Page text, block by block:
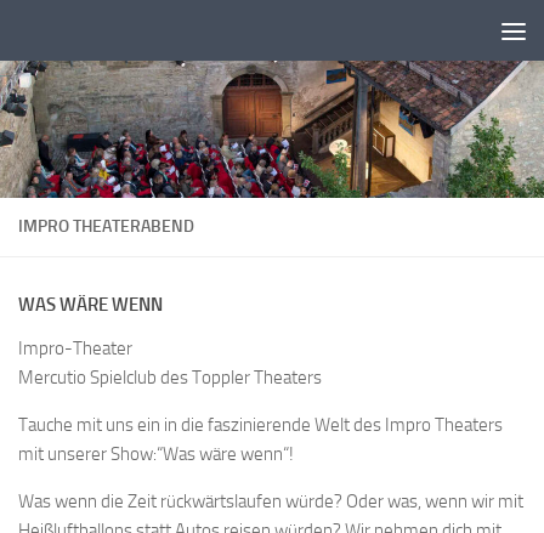
IMPRO THEATERABEND
WAS WÄRE WENN
Impro-Theater
Mercutio Spielclub des Toppler Theaters
Tauche mit uns ein in die faszinierende Welt des Impro Theaters
mit unserer Show:“Was wäre wenn“!
Was wenn die Zeit rückwärtslaufen würde? Oder was, wenn wir mit